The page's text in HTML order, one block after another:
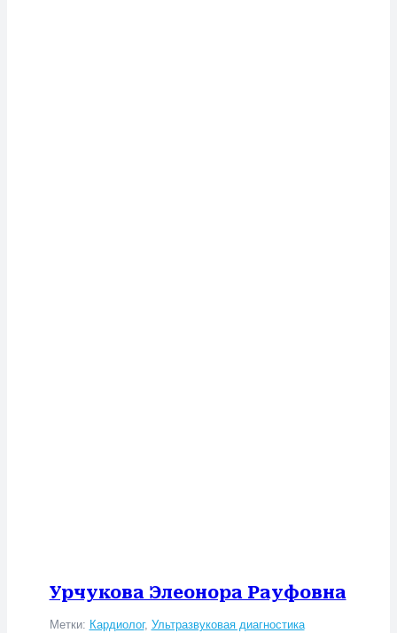
Урчукова Элеонора Рауфовна
Метки: Кардиолог, Ультразвуковая диагностика